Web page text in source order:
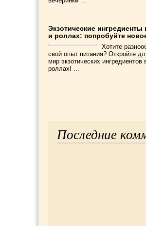
Экзотические ингредиенты
и роллах: попробуйте
Хотите
свой опыт питания? Откройте
мир экзотических ингредиентов
роллах! ...
Последние